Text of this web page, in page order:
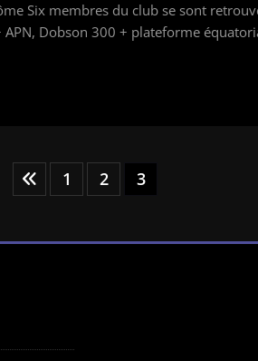
Six membres du club se sont
APN, Dobson 300 + plateforme
1 2 3